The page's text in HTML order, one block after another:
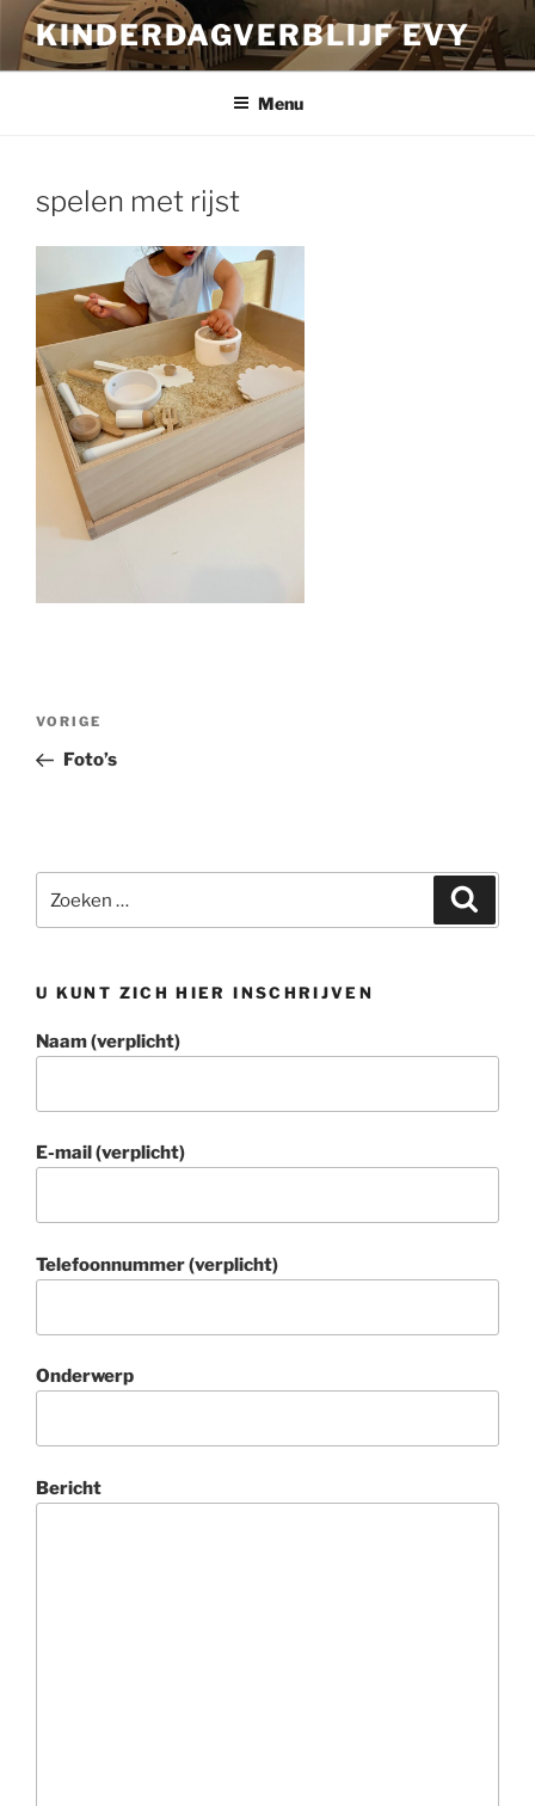
naar
de
KINDERDAGVERBLIJF EVY
Menu
spelen met rijst
Bericht
Vorig
bericht
VORIGE
Foto’s
naar:
U KUNT ZICH HIER INSCHRIJVEN
Naam (verplicht)
E-mail (verplicht)
Telefoonnummer (verplicht)
Onderwerp
Bericht